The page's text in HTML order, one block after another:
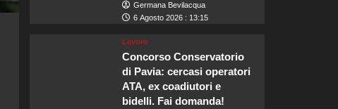
Germana Bevilacqua
6 Agosto 2026 : 13:15
Lavoro
Concorso Conservatorio
di Pavia: cercasi operatori
ATA, ex coadiutori e
bidelli. Fai domanda!